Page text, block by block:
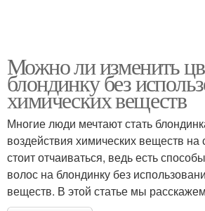
Можно ли изменить
блондинку без
химических веществ
Многие люди мечтают стать
воздействия химических веществ
стоит отчаиваться, ведь есть
волос на блондинку без
веществ. В этой статье мы